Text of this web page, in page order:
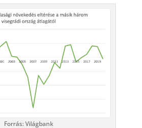
Forrás: Világbank